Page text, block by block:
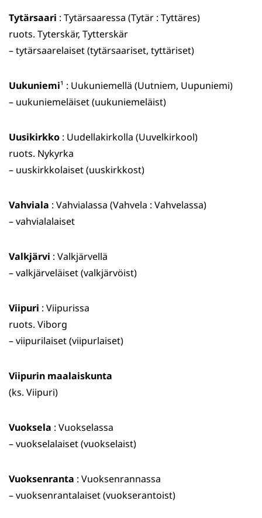
Tytärsaari : Tytärsaaressa (Tytär : Tyttäres)
ruots. Tyterskär, Tytterskär
– tytärsaarelaiset (tytärsaariset, tyttäriset)
Uukuniemi¹ : Uukuniemellä (Uutniem, Uupuniemi)
– uukuniemeläiset (uukuniemeläist)
Uusikirkko : Uudellakirkolla (Uuvelkirkool)
ruots. Nykyrka
– uuskirkkolaiset (uuskirkkost)
Vahviala : Vahvialassa (Vahvela : Vahvelassa)
– vahvialalaiset
Valkjärvi : Valkjärvellä
– valkjärveläiset (valkjärvöist)
Viipuri : Viipurissa
ruots. Viborg
– viipurilaiset (viipurlaiset)
Viipurin maalaiskunta
(ks. Viipuri)
Vuoksela : Vuokselassa
– vuokselalaiset (vuokselaist)
Vuoksenranta : Vuoksenrannassa
– vuoksenrantalaiset (vuokserantoist)